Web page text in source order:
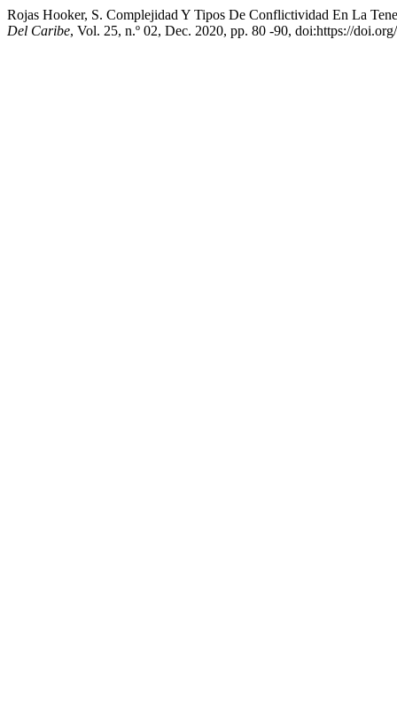
Rojas Hooker, S. Complejidad Y Tipos De Conflictividad En La
Del Caribe, Vol. 25, n.º 02, Dec. 2020, pp. 80 -90, doi:https://